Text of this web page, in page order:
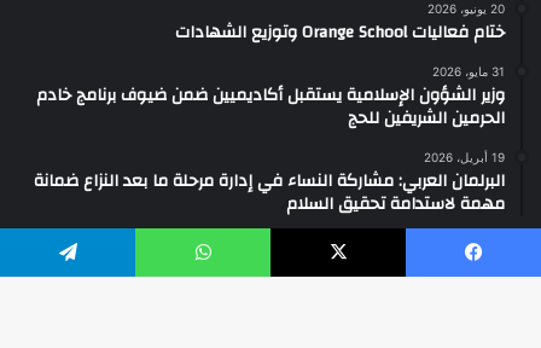
20 يونيو، 2026
ختام فعاليات Orange School وتوزيع الشهادات
31 مايو، 2026
وزير الشؤون الإسلامية يستقبل أكاديميين ضمن ضيوف برنامج خادم
الحرمين الشريفين للحج
19 أبريل، 2026
البرلمان العربي: مشاركة النساء في إدارة مرحلة ما بعد النزاع ضمانة
مهمة لاستدامة تحقيق السلام
فيسبوك ‫X واتساب تيلقرام